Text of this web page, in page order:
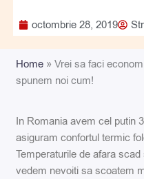
octombrie 28, 2019
Home »Vrei sa faci
spunem noi cum!
In Romania avem cel putin
asiguram confortul termic
Temperaturile de afara
vedem nevoiti sa scoatem